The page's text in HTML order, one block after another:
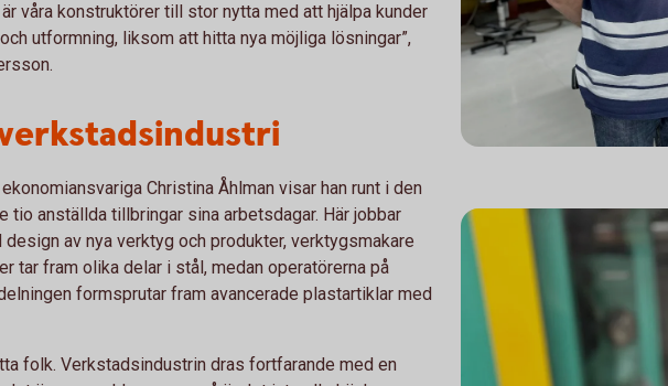
våra konstruktörer till stor nytta med att hjälpa kunder
utformning, liksom att hitta nya möjliga lösningar”,
Christina Åhlman visar han runt i den
tio anställda tillbringar sina arbetsdagar. Här jobbar
av nya verktyg och produkter, verktygsmakare
tar fram olika delar i stål, medan operatörerna på
formsprutar fram avancerade plastartiklar med
folk. Verkstadsindustrin dras fortfarande med en